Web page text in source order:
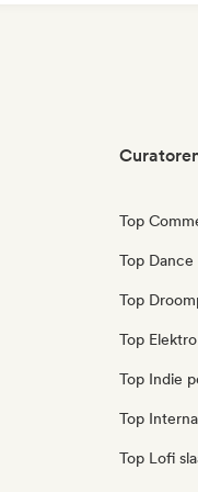
Top
Top Dance
Top
Top
Top Indie
Top
Top Lofi